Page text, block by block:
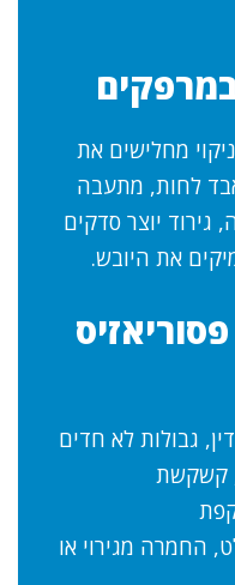
מחלישים את
לחות, מתעבה
יוצר סדקים
את היובש.
גבולות לא חדים
קשקשת
החמרה מגירוי או